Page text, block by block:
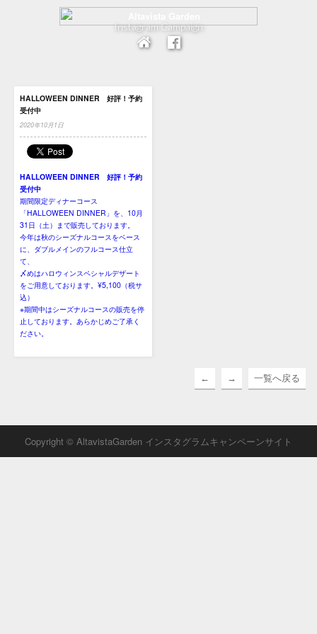
Instagram Campaign
HALLOWEEN DINNER 好評！予約
受付中
2020年10月1日
HALLOWEEN DINNER 好評！予約
受付中
期間限定ディナーコース
「HALLOWEEN DINNER」を、10月
31日（土）まで販売しております。
今年は秋のシーズナルコースをベース
に、ダブルメインのフルコース仕立
て、
〆めはハロウィンスペシャルデザート
をご用意しております。¥5,100（税サ
込）
※期間中はシーズナルコースの販売を停
止しております。あらかじめご了承く
ださい。
← → 一覧へ戻る
Copyright © AltavistaGarden インスタグラムキャンペーンサイト